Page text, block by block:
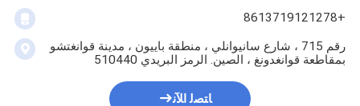
+8613719121278
رقم 715 ، شارع سانيوانلي ، منطقة باييون ، مدينة قوانغتشو
بمقاطعة قوانغدونغ ، الصين. الرمز البريدي 510440
ﺎﺘﺼﻟ ﺍﻶﻧ